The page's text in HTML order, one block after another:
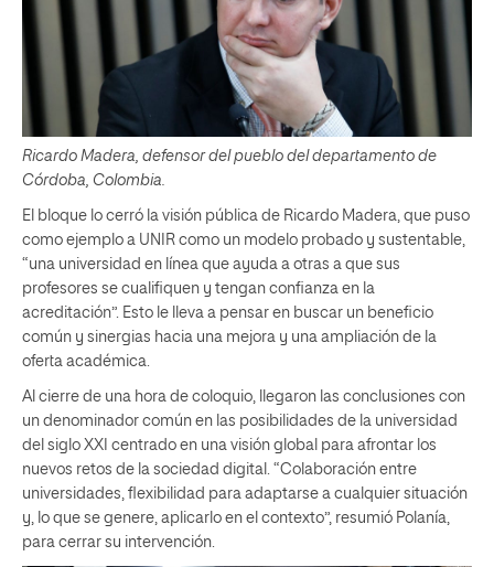
Ricardo Madera, defensor del pueblo del departamento de
Córdoba, Colombia.
El bloque lo cerró la visión pública de Ricardo Madera, que puso
como ejemplo a UNIR como un modelo probado y sustentable,
“una universidad en línea que ayuda a otras a que sus
profesores se cualifiquen y tengan confianza en la
acreditación”. Esto le lleva a pensar en buscar un beneficio
común y sinergias hacia una mejora y una ampliación de la
oferta académica.
Al cierre de una hora de coloquio, llegaron las conclusiones con
un denominador común en las posibilidades de la universidad
del siglo XXI centrado en una visión global para afrontar los
nuevos retos de la sociedad digital. “Colaboración entre
universidades, flexibilidad para adaptarse a cualquier situación
y, lo que se genere, aplicarlo en el contexto”, resumió Polanía,
para cerrar su intervención.